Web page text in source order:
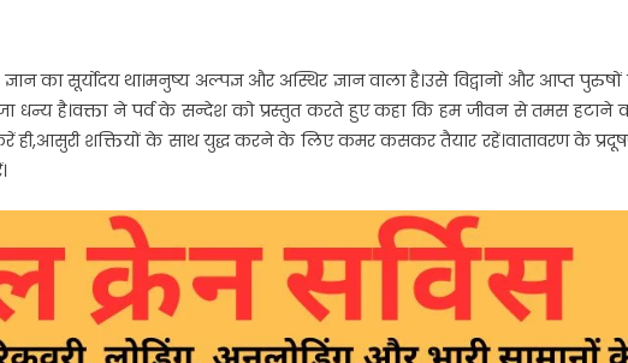
का सूर्योदय था।मनुष्य अल्पज्ञ और अस्थिर ज्ञान वाला है।उसे विद्वानों और आप्त
प्रजा धन्य है।वक्ता ने पर्व के सन्देश को प्रस्तुत करते हुए कहा कि हम जीवन से तमस हटाने
करें ही,आसुरी शक्तियों के साथ युद्ध करने के लिए कमर कसकर तैयार रहें।वातावरण के